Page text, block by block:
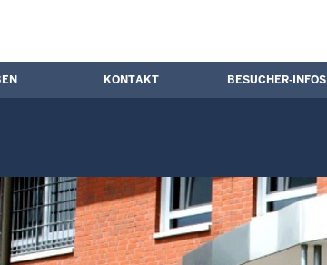
KONTAKT BESUCHER-INFOS